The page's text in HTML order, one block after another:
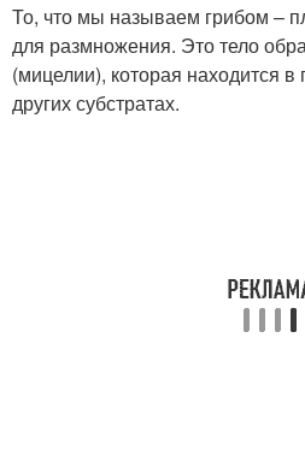
То, что мы называем грибом –
для размножения. Это тело
(мицелии), которая находится
других субстратах.